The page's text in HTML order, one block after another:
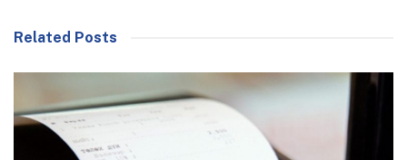
Related Posts